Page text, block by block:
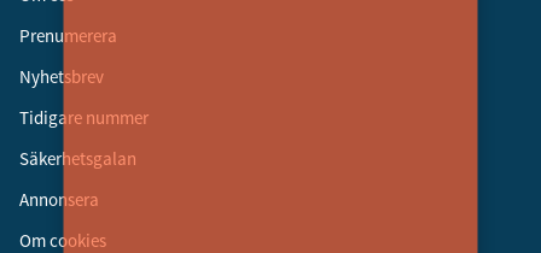
Prenumerera
Nyhetsbrev
Tidigare nummer
Säkerhetsgalan
Annonsera
Om cookies